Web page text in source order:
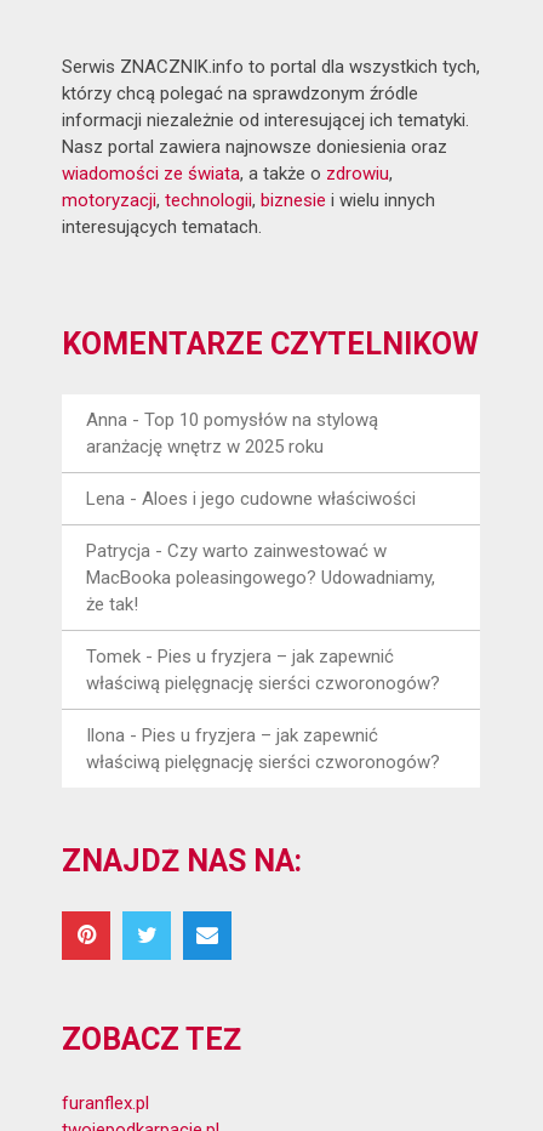
Serwis ZNACZNIK.info to portal dla wszystkich tych,
którzy chcą polegać na sprawdzonym źródle
informacji niezależnie od interesującej ich tematyki.
Nasz portal zawiera najnowsze doniesienia oraz
wiadomości ze świata, a także o zdrowiu,
motoryzacji,technologii,biznesie i wielu innych
interesujących tematach.
KOMENTARZE CZYTELNIKÓW
Anna -Top 10 pomysłów na stylową
aranżację wnętrz w 2025 roku
Lena -Aloes i jego cudowne właściwości
Patrycja -Czy warto zainwestować w
MacBooka poleasingowego? Udowadniamy,
że tak!
Tomek -Pies u fryzjera – jak zapewnić
właściwą pielęgnację sierści czworonogów?
Ilona -Pies u fryzjera – jak zapewnić
właściwą pielęgnację sierści czworonogów?
ZNAJDŹ NAS NA:
ZOBACZ TEŻ
furanflex.pl